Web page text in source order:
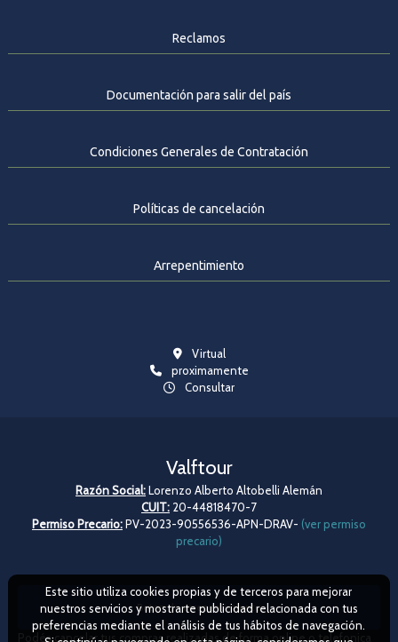
Reclamos
Documentación para salir del país
Condiciones Generales de Contratación
Políticas de cancelación
Arrepentimiento
Virtual
proximamente
Consultar
Valftour
Razón Social:Lorenzo Alberto Altobelli Alemán
CUIT: 20-44818470-7
Permiso Precario:PV-2023-90556536-APN-DRAV- (ver permiso
precario)
Boton de arrepentimiento
Podés cancelar tus compras realizadas de forma online o telefonica
Este sitio utiliza cookies propias y de terceros para mejorar
nuestros servicios y mostrarte publicidad relacionada con tus
preferencias mediante el análisis de tus hábitos de navegación.